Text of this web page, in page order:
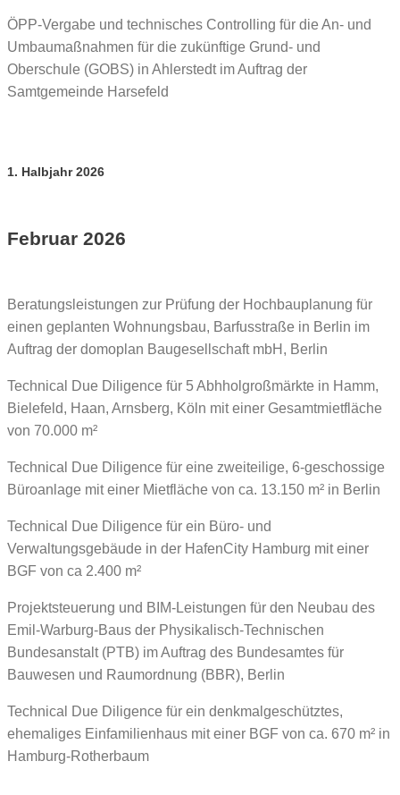
ÖPP-Vergabe und technisches Controlling für die An- und
Umbaumaßnahmen für die zukünftige Grund- und
Oberschule (GOBS) in Ahlerstedt im Auftrag der
Samtgemeinde Harsefeld
1. Halbjahr 2026
Februar 2026
Beratungsleistungen zur Prüfung der Hochbauplanung für
einen geplanten Wohnungsbau, Barfusstraße in Berlin im
Auftrag der domoplan Baugesellschaft mbH, Berlin
Technical Due Diligence für 5 Abhholgroßmärkte in Hamm,
Bielefeld, Haan, Arnsberg, Köln mit einer Gesamtmietfläche
von 70.000 m²
Technical Due Diligence für eine zweiteilige, 6-geschossige
Büroanlage mit einer Mietfläche von ca. 13.150 m² in Berlin
Technical Due Diligence für ein Büro- und
Verwaltungsgebäude in der HafenCity Hamburg mit einer
BGF von ca 2.400 m²
Projektsteuerung und BIM-Leistungen für den Neubau des
Emil-Warburg-Baus der Physikalisch-Technischen
Bundesanstalt (PTB) im Auftrag des Bundesamtes für
Bauwesen und Raumordnung (BBR), Berlin
Technical Due Diligence für ein denkmalgeschütztes,
ehemaliges Einfamilienhaus mit einer BGF von ca. 670 m² in
Hamburg-Rotherbaum